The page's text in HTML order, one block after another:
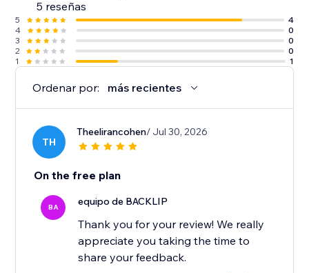
5 reseñas
5
4
4
0
3
0
2
0
1
1
Ordenar por: más recientes
TH
Theelirancohen/ Jul 30, 2026
On the free plan
BA equipo de BACKLIP
Thank you for your review! We really
appreciate you taking the time to
share your feedback.